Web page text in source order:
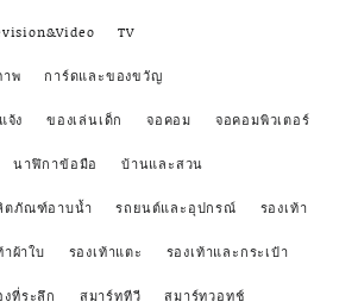
TV
พ การ์ดและของขวัญ
จ้ง ของเล่นเด็ก จอคอม จอคอมพิวเตอร์
นาฬิกาข้อมือ บ้านและสวน
ตภัณฑ์อาบน้ำ รถยนต์และอุปกรณ์ รองเท้า
าผ้าใบ รองเท้าแตะ รองเท้าและกระเป๋า
ที่ระลึก สมาร์ททีวี สมาร์ทวอทช์